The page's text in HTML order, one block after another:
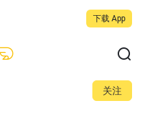
下载 App
关注